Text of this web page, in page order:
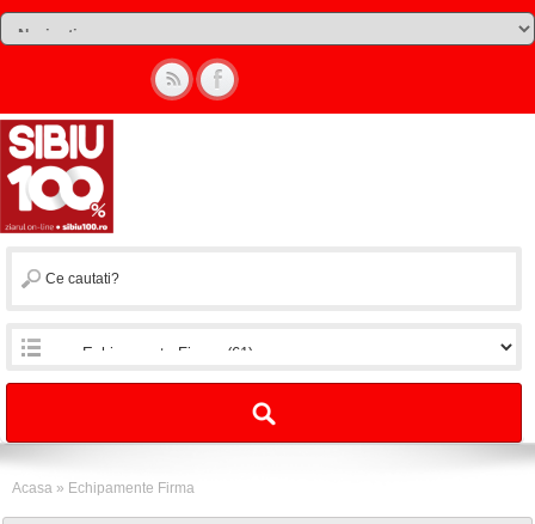
Acasa » Echipamente Firma